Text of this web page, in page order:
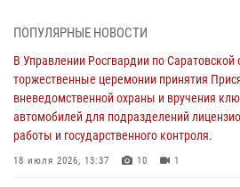
вневедомственной охраны и вручения
автомобилей для подразделений
работы и государственного контроля.
18 июля 2026, 13:37 10 1
В Саратовской области самые лучшие
Росгвардией
ПОПУЛЯРНЫЕ НОВОСТИ
В Управлении Росгвардии по Саратовской
торжественные церемонии принятия
вневедомственной охраны и вручения
автомобилей для подразделений
работы и государственного контроля.
18 июля 2026, 13:37 10 1